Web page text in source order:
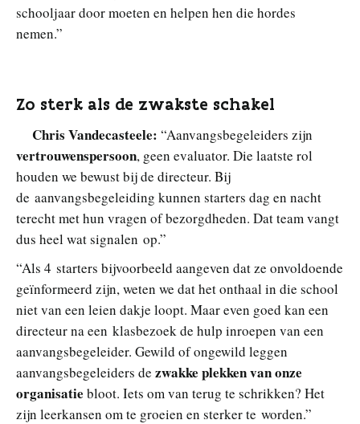
schooljaar door moeten en helpen hen die hordes
nemen.”
Zo sterk als de zwakste schakel
Chris Vandecasteele: “Aanvangsbegeleiders zijn
vertrouwenspersoon, geen evaluator. Die laatste rol
houden we bewust bij de directeur. Bij
de aanvangsbegeleiding kunnen starters dag en nacht
terecht met hun vragen of bezorgdheden. Dat team vangt
dus heel wat signalen op.”
“Als 4 starters bijvoorbeeld aangeven dat ze onvoldoende
geïnformeerd zijn, weten we dat het onthaal in die school
niet van een leien dakje loopt. Maar even goed kan een
directeur na een klasbezoek de hulp inroepen van een
aanvangsbegeleider. Gewild of ongewild leggen
aanvangsbegeleiders de zwakke plekken van onze
organisatie bloot. Iets om van terug te schrikken? Het
zijn leerkansen om te groeien en sterker te worden.”